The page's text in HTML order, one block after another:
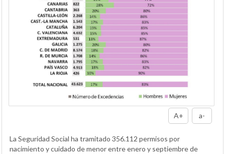
A+ a-
La Seguridad Social ha tramitado 356.112 permisos por
nacimiento y cuidado de menor entre enero y septiembre de